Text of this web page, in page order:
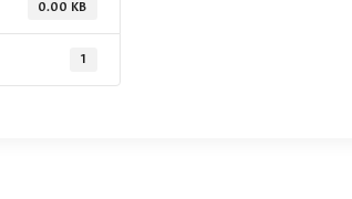
0.00 KB
1